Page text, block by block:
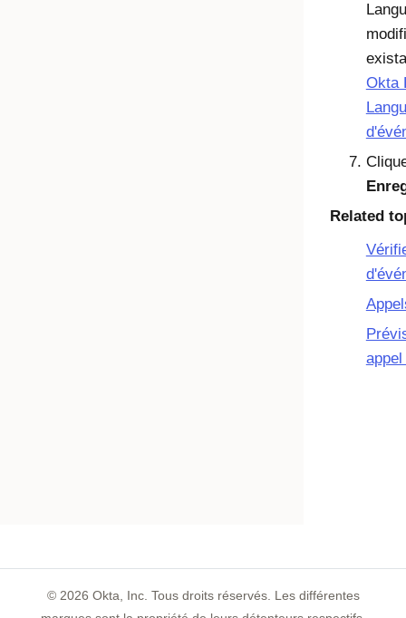
Okta
Related
© 2026 Okta, Inc. Tous droits réservés. Les différentes